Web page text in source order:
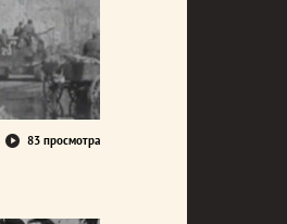
83 просмотра